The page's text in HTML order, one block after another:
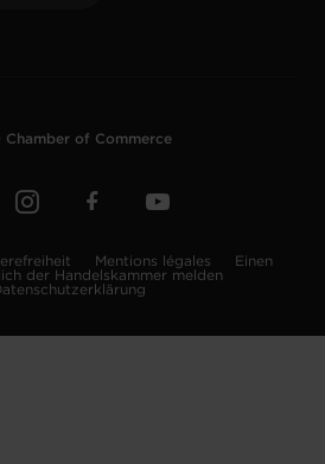
of Commerce
Mentions légales
Einen
der Handelskammer melden